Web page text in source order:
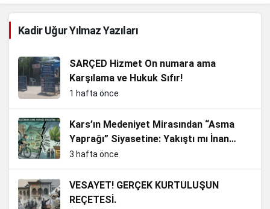
Kadir Uğur Yılmaz Yazıları
SARÇED Hizmet On numara ama
Karşılama ve Hukuk Sıfır!
1 hafta önce
Kars’ın Medeniyet Mirasından “Asma
Yaprağı” Siyasetine: Yakıştı mı İnan
Bey?
3 hafta önce
VESAYET! GERÇEK KURTULUŞUN
REÇETESİ.